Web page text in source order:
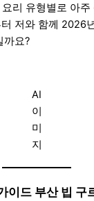
리 유형별로 아주
저와 함께 2026
까요?
AI
이
미
지
이드 부산 빕 구